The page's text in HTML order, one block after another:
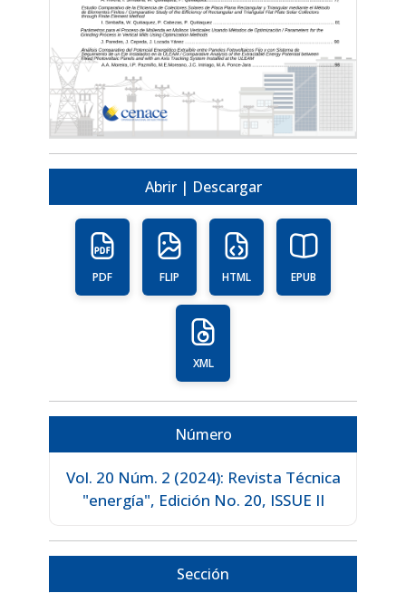
Abrir | Descargar
PDF FLIP HTML EPUB
XML
Número
Vol. 20 Núm. 2 (2024): Revista Técnica
"energía", Edición No. 20, ISSUE II
Sección